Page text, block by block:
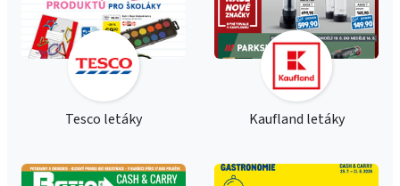
Tesco letáky Kaufland letáky